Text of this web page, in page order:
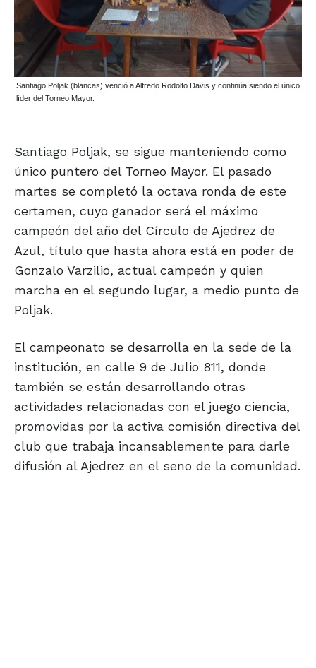
Santiago Poljak (blancas) venció a Alfredo Rodolfo Davis y continúa siendo el único
líder del Torneo Mayor.
Santiago Poljak, se sigue manteniendo como
único puntero del Torneo Mayor. El pasado
martes se completó la octava ronda de este
certamen, cuyo ganador será el máximo
campeón del año del Círculo de Ajedrez de
Azul, título que hasta ahora está en poder de
Gonzalo Varzilio, actual campeón y quien
marcha en el segundo lugar, a medio punto de
Poljak.
El campeonato se desarrolla en la sede de la
institución, en calle 9 de Julio 811, donde
también se están desarrollando otras
actividades relacionadas con el juego ciencia,
promovidas por la activa comisión directiva del
club que trabaja incansablemente para darle
difusión al Ajedrez en el seno de la comunidad.